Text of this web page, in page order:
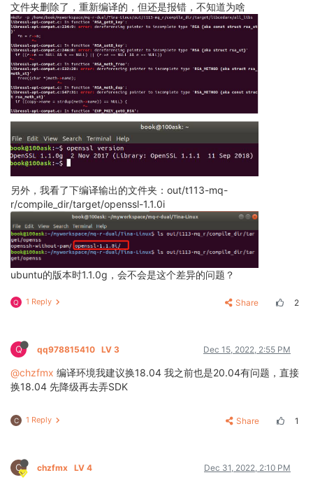
文件夹删除了，重新编译的，但还是报错，不知道为啥
另外，我看了下编译输出的文件夹：out/t113-mq-
r/compile_dir/target/openssl-1.1.0i
ubuntu的版本时1.1.0g，会不会是这个差异的问题？
Q 1 Reply Share 2
Q qq978815410 LV 3 Dec 15, 2022, 2:55 PM
@chzfmx 编译环境我建议换18.04 我之前也是20.04有问题，直接
换18.04 先降级再去弄SDK
C 1 Reply Share 1
C chzfmx LV 4 Dec 31, 2022, 2:10 PM